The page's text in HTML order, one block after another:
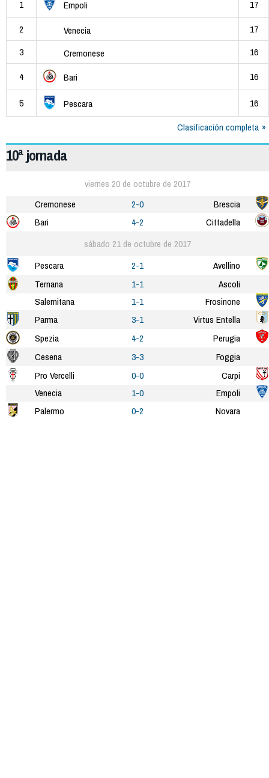
1 Empoli
17
2
Venecia
17
3
Cremonese
16
4
Bari 16
5 Pescara
16
Clasificación completa
10ª jornada
viernes 20 de octubre de 2017
Cremonese
2-0
Brescia
Bari
4-2
Cittadella
sábado 21 de octubre de 2017
Pescara
2-1
Avellino
Ternana
1-1
Ascoli
Salernitana
1-1
Frosinone
Parma
3-1
Virtus Entella
Spezia
4-2
Perugia
Cesena
3-3
Foggia
Pro Vercelli
0-0
Carpi
Venecia
1-0
Empoli
Palermo
0-2 Novara